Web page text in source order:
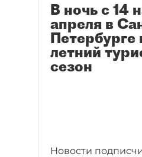
В ночь с 14
апреля в
Петербурге
летний
сезон
Новости